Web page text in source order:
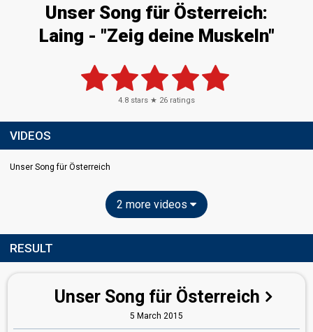
Unser Song für Österreich:
Laing - "Zeig deine Muskeln"
4.8 stars ★ 26 ratings
VIDEOS
Unser Song für Österreich
2 more videos
RESULT
Unser Song für Österreich
5 March 2015